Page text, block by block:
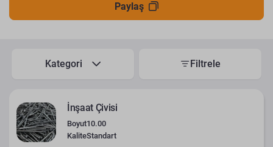
Paylaş
Kategori Filtrele
İnşaat Çivisi
Boyut10.00
KaliteStandart